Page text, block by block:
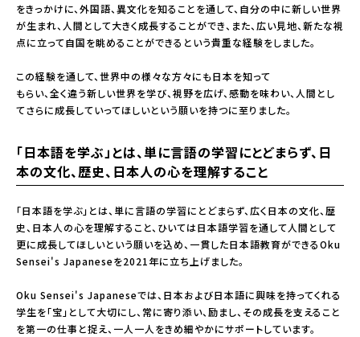
をきっかけに、外国語、異文化を知ることを通して、自分の中に新しい世界
が生まれ、人間として大きく成長することができ、また、広い見地、新たな視
点に立って自国を眺めることができるという貴重な経験をしました。
この経験を通して、世界中の様々な方々にも日本を知って
もらい、全く違う新しい世界を学び、視野を広げ、感動を味わい、人間とし
てさらに成長していってほしいという願いを持つに至りました。
「日本語を学ぶ」とは、単に言語の学習にとどまらず、日
本の文化、歴史、日本人の心を理解すること
「日本語を学ぶ」とは、単に言語の学習にとどまらず、広く日本の文化、歴
史、日本人の心を理解すること、ひいては日本語学習を通して人間として
更に成長してほしいという願いを込め、一貫した日本語教育ができるOku
Sensei's Japaneseを2021年に立ち上げました。
Oku Sensei's Japaneseでは、日本および日本語に興味を持ってくれる
学生を「宝」として大切にし、常に寄り添い、励まし、その成長を支えること
を第一の仕事と捉え、一人一人をきめ細やかにサポートしています。